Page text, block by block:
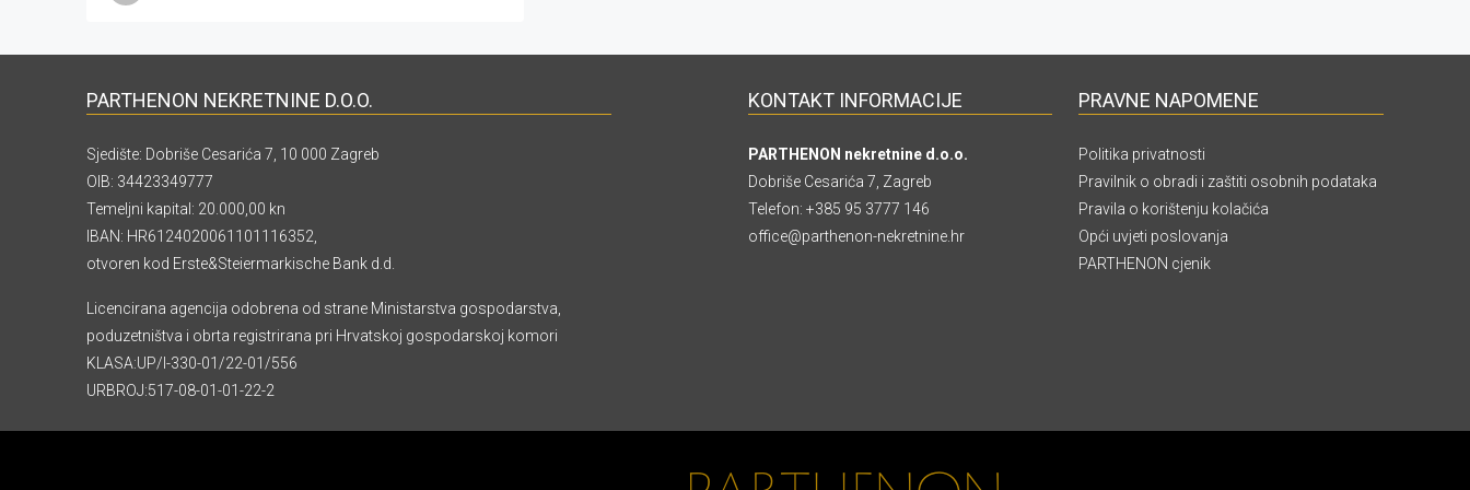
PARTHENON NEKRETNINE D.O.O.
Sjedište: Dobriše Cesarića 7, 10 000 Zagreb
OIB: 34423349777
Temeljni kapital: 20.000,00 kn
IBAN: HR6124020061101116352,
otvoren kod Erste&Steiermarkische Bank d.d.
Licencirana agencija odobrena od strane Ministarstva gospodarstva,
poduzetništva i obrta registrirana pri Hrvatskoj gospodarskoj komori
KLASA:UP/I-330-01/22-01/556
URBROJ:517-08-01-01-22-2
KONTAKT INFORMACIJE
PARTHENON nekretnine d.o.o.
Dobriše Cesarića 7, Zagreb
Telefon: +385 95 3777 146
office@parthenon-nekretnine.hr
PRAVNE NAPOMENE
Politika privatnosti
Pravilnik o obradi i zaštiti osobnih podataka
Pravila o korištenju kolačića
Opći uvjeti poslovanja
PARTHENON cjenik